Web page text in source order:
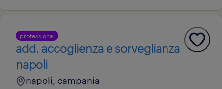
professional
add. accoglienza e sorveglianza
napoli
napoli, campania